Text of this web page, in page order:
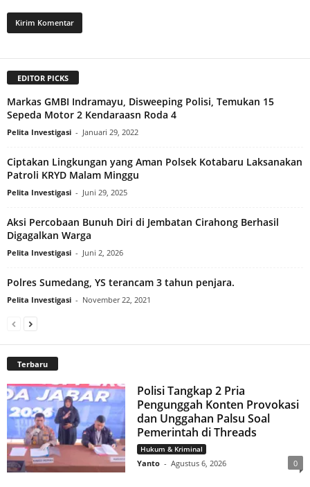
EDITOR PICKS
Markas GMBI Indramayu, Disweeping Polisi, Temukan 15
Sepeda Motor 2 Kendaraasn Roda 4
Pelita Investigasi - Januari 29, 2022
Ciptakan Lingkungan yang Aman Polsek Kotabaru Laksanakan
Patroli KRYD Malam Minggu
Pelita Investigasi - Juni 29, 2025
Aksi Percobaan Bunuh Diri di Jembatan Cirahong Berhasil
Digagalkan Warga
Pelita Investigasi - Juni 2, 2026
Polres Sumedang, YS terancam 3 tahun penjara.
Pelita Investigasi - November 22, 2021
Terbaru
Polisi Tangkap 2 Pria
Pengunggah Konten Provokasi
dan Unggahan Palsu Soal
Pemerintah di Threads
Hukum & Kriminal
Yanto - Agustus 6, 2026 0